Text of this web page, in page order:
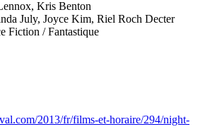
Kris Benton
July, Joyce Kim, Riel Roch Decter
Fiction / Fantastique
2013/fr/films-et-horaire/294/night-